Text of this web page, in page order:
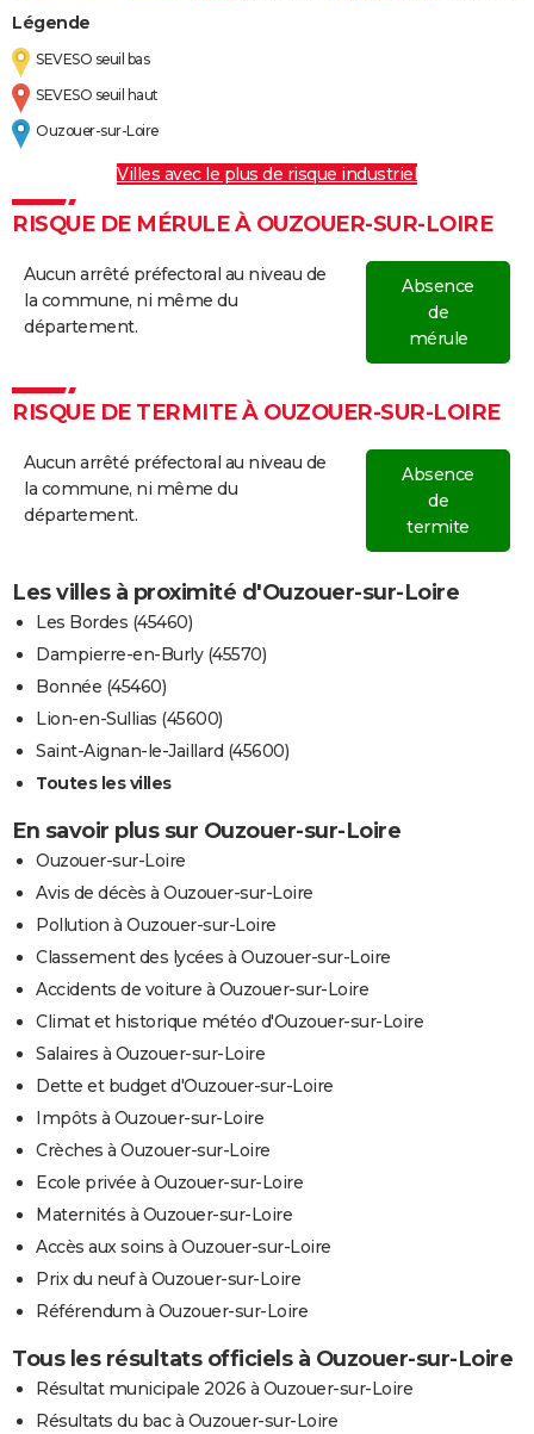
Légende
SEVESO seuil bas
SEVESO seuil haut
Ouzouer-sur-Loire
Villes avec le plus de risque industriel
RISQUE DE MÉRULE À OUZOUER-SUR-LOIRE
Aucun arrêté préfectoral au niveau de
la commune, ni même du
département.
Absence
de
mérule
RISQUE DE TERMITE À OUZOUER-SUR-LOIRE
Aucun arrêté préfectoral au niveau de
la commune, ni même du
département.
Absence
de
termite
Les villes à proximité d'Ouzouer-sur-Loire
Les Bordes (45460)
Dampierre-en-Burly (45570)
Bonnée (45460)
Lion-en-Sullias (45600)
Saint-Aignan-le-Jaillard (45600)
Toutes les villes
En savoir plus sur Ouzouer-sur-Loire
Ouzouer-sur-Loire
Avis de décès à Ouzouer-sur-Loire
Pollution à Ouzouer-sur-Loire
Classement des lycées à Ouzouer-sur-Loire
Accidents de voiture à Ouzouer-sur-Loire
Climat et historique météo d'Ouzouer-sur-Loire
Salaires à Ouzouer-sur-Loire
Dette et budget d'Ouzouer-sur-Loire
Impôts à Ouzouer-sur-Loire
Crèches à Ouzouer-sur-Loire
Ecole privée à Ouzouer-sur-Loire
Maternités à Ouzouer-sur-Loire
Accès aux soins à Ouzouer-sur-Loire
Prix du neuf à Ouzouer-sur-Loire
Référendum à Ouzouer-sur-Loire
Tous les résultats officiels à Ouzouer-sur-Loire
Résultat municipale 2026 à Ouzouer-sur-Loire
Résultats du bac à Ouzouer-sur-Loire